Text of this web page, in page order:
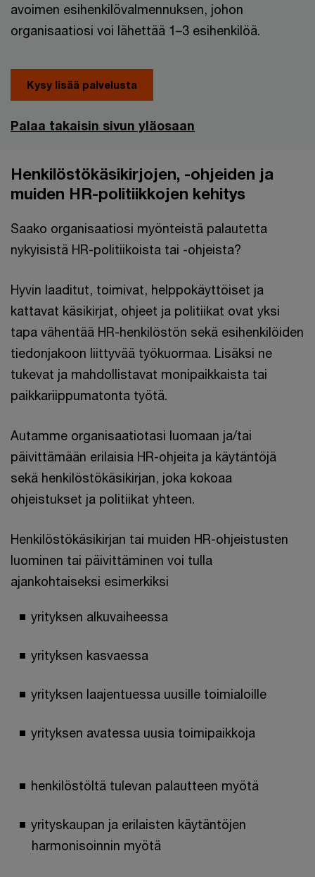
avoimen esihenkilövalmennuksen, johon
organisaatiosi voi lähettää 1–3 esihenkilöä.
Kysy lisää palvelusta
Palaa takaisin sivun yläosaan
Henkilöstökäsikirjojen, -ohjeiden ja
muiden HR-politiikkojen kehitys
Saako organisaatiosi myönteistä palautetta
nykyisistä HR-politiikoista tai -ohjeista?
Hyvin laaditut, toimivat, helppokäyttöiset ja
kattavat käsikirjat, ohjeet ja politiikat ovat yksi
tapa vähentää HR-henkilöstön sekä esihenkilöiden
tiedonjakoon liittyvää työkuormaa. Lisäksi ne
tukevat ja mahdollistavat monipaikkaista tai
paikkariippumatonta työtä.
Autamme organisaatiotasi luomaan ja/tai
päivittämään erilaisia HR-ohjeita ja käytäntöjä
sekä henkilöstökäsikirjan, joka kokoaa
ohjeistukset ja politiikat yhteen.
Henkilöstökäsikirjan tai muiden HR-ohjeistusten
luominen tai päivittäminen voi tulla
ajankohtaiseksi esimerkiksi
yrityksen alkuvaiheessa
yrityksen kasvaessa
yrityksen laajentuessa uusille toimialoille
yrityksen avatessa uusia toimipaikkoja
henkilöstöltä tulevan palautteen myötä
yrityskaupan ja erilaisten käytäntöjen
harmonisoinnin myötä